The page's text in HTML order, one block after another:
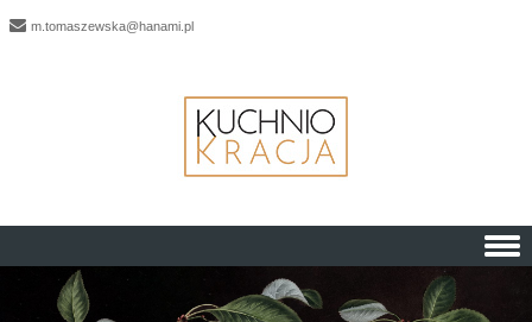
m.tomaszewska@hanami.pl
Skip to content